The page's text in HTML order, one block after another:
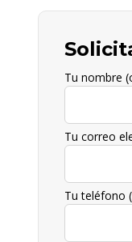
Tu nombre
Tu correo
Tu teléfono